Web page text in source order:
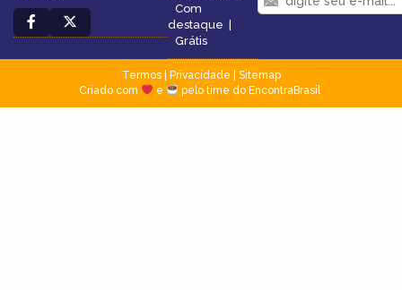
Com
destaque |
Grátis
Termos| Privacidade
Sitemap
Criado com
e pelo time do EncontraBrasil